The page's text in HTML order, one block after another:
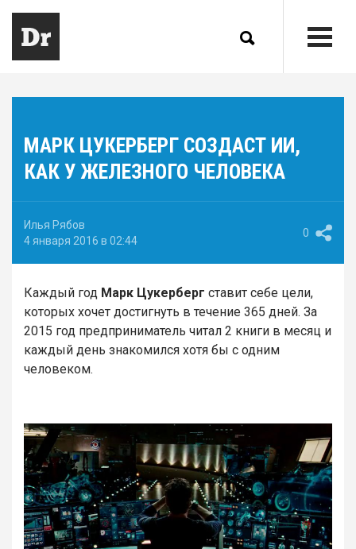
МАРК ЦУКЕРБЕРГ СОЗДАСТ ИИ,
КАК У ЖЕЛЕЗНОГО ЧЕЛОВЕКА
Илья Рябов
4 января 2016 в 02:44
0
Каждый год Марк Цукерберг ставит себе цели,
которых хочет достигнуть в течение 365 дней. За
2015 год предприниматель читал 2 книги в месяц и
каждый день знакомился хотя бы с одним
человеком.